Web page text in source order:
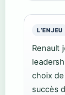
L’ENJEU
Renault
choix
succès